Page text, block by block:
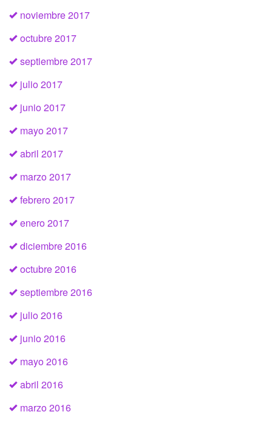
noviembre 2017
octubre 2017
septiembre 2017
julio 2017
junio 2017
mayo 2017
abril 2017
marzo 2017
febrero 2017
enero 2017
diciembre 2016
octubre 2016
septiembre 2016
julio 2016
junio 2016
mayo 2016
abril 2016
marzo 2016